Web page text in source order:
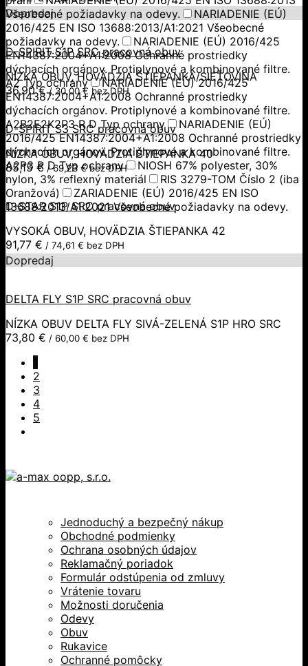
Všeobecné požiadavky na odevy.
NARIADENIE (EÚ)
2016/425 EN ISO 13688:2013/A1:2021 Všeobecné
požiadavky na odevy.
NARIADENIE (EÚ) 2016/425
EN14387:2004+A1:2008 Ochranné prostriedky
dýchacích orgánov. Protiplynové a kombinované filtre.
A2 Typ ochrany
NARIADENIE (EÚ) 2016/425
EN14387:2004+A1:2008 Ochranné prostriedky
dýchacích orgánov. Protiplynové a kombinované filtre.
A2B2E2K2P3 R D Typ ochrany
NARIADENIE (EÚ)
2016/425 EN14387:2004+A1:2008 Ochranné prostriedky
dýchacích orgánov. Protiplynové a kombinované filtre.
A2P3 R D Typ ochrany
NIOSH 67% polyester, 30%
nylon, 3% reflexný materiál
RIS 3279-TOM Číslo 2 (iba
Oranžová)
ZARIADENIE (EÚ) 2016/425 EN ISO
13688:2013/A1:2021 Všeobecné požiadavky na odevy.
Dopredaj
D-SPIRIT S1P SRC pracovná obuv
NÍZKA OBUV, HOVÄDZIA ŠTIEPANKA/SIEŤOVINA
36,90€/ 30,00€ bez DPH
D-SPIRIT S3 SRC pracovná obuv
NÍZKA OBUV, HOVÄDZIA ŠTIEPANKA 40
85,15 € /69,23 €bez DPH
D-STAR S1P SRC pracovná obuv
VYSOKÁ OBUV, HOVÄDZIA ŠTIEPANKA 42
91,77 € / 74,61 € bez DPH
Dopredaj
DELTA FLY S1P SRC pracovná obuv
NÍZKA OBUV DELTA FLY SIVÁ-ZELENÁ S1P HRO SRC
73,80 € / 60,00 € bez DPH
2
3
4
5
Jednoduchý a bezpečný nákup
Obchodné podmienky
Ochrana osobných údajov
Reklamačný poriadok
Formulár odstúpenia od zmluvy
Vrátenie tovaru
Možnosti doručenia
Odevy
Obuv
Rukavice
Ochranné pomôcky